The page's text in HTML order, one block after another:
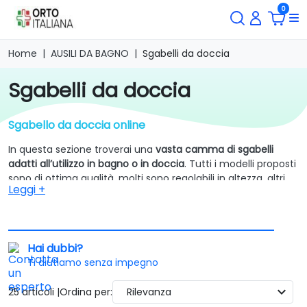
0
Home AUSILI DA BAGNO Sgabelli da doccia
sgabelli da doccia
Sgabello da doccia online
In questa sezione troverai una vasta camma di sgabelli
adatti all’utilizzo in bagno o in doccia. Tutti i modelli proposti
sono di ottima qualità, molti sono regolabili in altezza, altri
sono provvisti di braccioli, per dare la possibilità all’utente di
I materiali utilizzati per la realizzazione degli sgabelli da
doccia per anziani o persone con difficoltà motorie,
ottima qualità. L’acciaio e il pvc, materiali utilizzati per la
realizzazione della maggior parte dei modelli, sono materiali
Leggi +
Hai dubbi?
Ti aiutiamo senza impegno
25 articoli |Ordina per: Rilevanza expand_more